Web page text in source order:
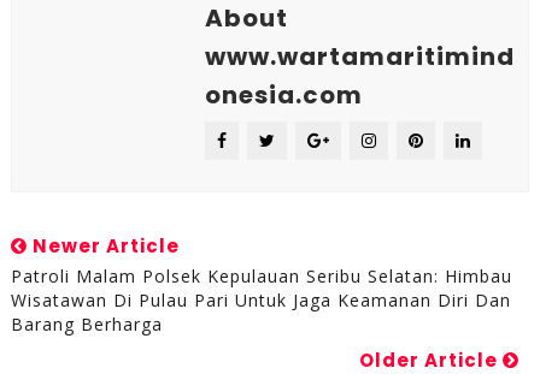
About
www.wartamaritimind
onesia.com
Newer Article
Patroli Malam Polsek Kepulauan Seribu Selatan: Himbau
Wisatawan Di Pulau Pari Untuk Jaga Keamanan Diri Dan
Barang Berharga
Older Article